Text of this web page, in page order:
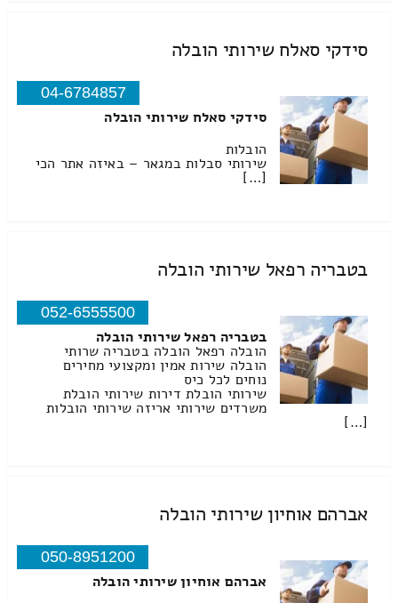
סידקי סאלח שירותי הובלה
04-6784857
סידקי סאלח שירותי הובלה
הובלות
שירותי סבלות במגאר – באיזה אתר הכי
[…]
בטבריה רפאל שירותי הובלה
052-6555500
בטבריה רפאל שירותי הובלה
הובלה רפאל הובלה בטבריה שרותי
הובלה שירות אמין ומקצועי מחירים
נוחים לכל כיס
שירותי הובלת דירות שירותי הובלת
משרדים שירותי אריזה שירותי הובלות
[…]
אברהם אוחיון שירותי הובלה
050-8951200
אברהם אוחיון שירותי הובלה